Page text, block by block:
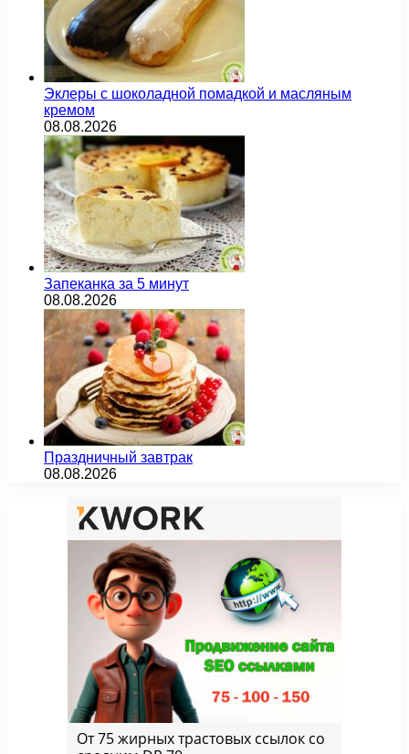
Эклеры с шоколадной помадкой и масляным
кремом
08.08.2026
Запеканка за 5 минут
08.08.2026
Праздничный завтрак
08.08.2026